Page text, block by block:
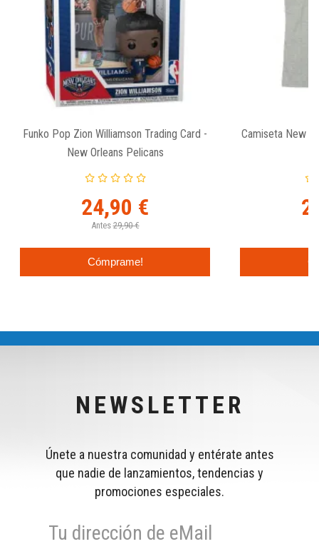
Funko Pop Zion Williamson Trading Card -
New Orleans Pelicans
24,90 €
Antes 29,90 €
Cómprame!
Camiseta New
NEWSLETTER
Únete a nuestra comunidad y entérate antes
que nadie de lanzamientos, tendencias y
promociones especiales.